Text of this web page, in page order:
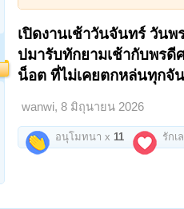
เปิดงานเช้าวันจันทร์ วัน
ปมารับทักยามเช้ากับพรดี
น็อต ที่ไม่เคยตกหล่นทุกจั
wanwi, 8 มิถุนายน 2026
อนุโมทนา x 11 รักเ